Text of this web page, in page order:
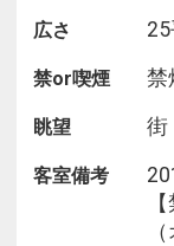
市営地下鉄東
徒歩4分
京阪本線「三条
※※この宿泊プ
広さ
禁or喫煙 禁
眺望 街
客室備考